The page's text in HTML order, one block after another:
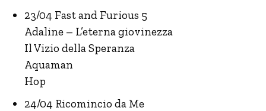
23/04 Fast and Furious 5
Adaline – L’eterna giovinezza
Il Vizio della Speranza
Aquaman
Hop
24/04 Ricomincio da Me